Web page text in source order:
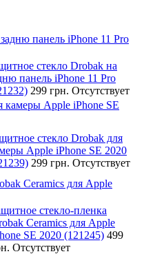
панель iPhone 11 Pro
стекло Drobak на
панель iPhone 11 Pro
299 грн. Отсутствует
камеры Apple iPhone SE
стекло Drobak для
Apple iPhone SE 2020
299 грн. Отсутствует
Ceramics для Apple
стекло-пленка
Ceramics для Apple
SE 2020 (121245) 499
Отсутствует